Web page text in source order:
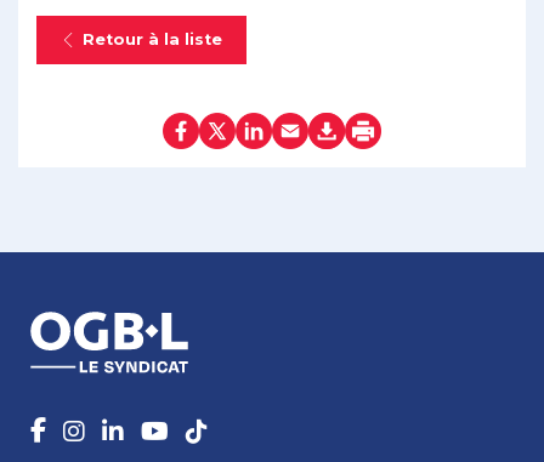
Retour à la liste